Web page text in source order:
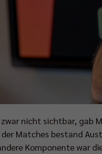
nicht sichtbar, gab
Matches bestand
Komponente war